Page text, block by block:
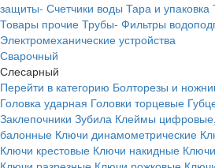
защиты- Счетчики воды Тара и упаковка
Товары прочие Трубы- Фильтры
Электромеханические устройства
Сварочный
Слесарный
Перейти в категорию Болторезы и
Головка ударная Головки торцевые
Заклепочники Зубила Клеймы
балонные Ключи динамометрические
Ключи крестовые Ключи накидные